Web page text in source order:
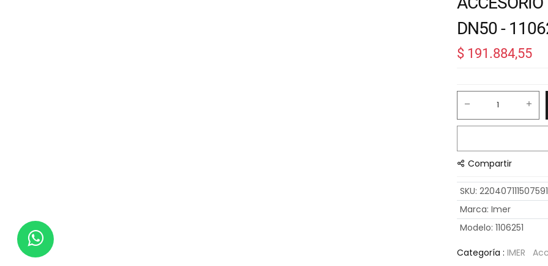
DN50 -
$ 191.884,55
Compartir
SKU:
Marca: Imer
Modelo: 1106251
Categoría : IMER